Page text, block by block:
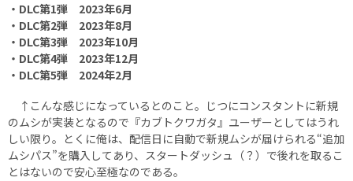
・DLC第1弾 2023年6月
・DLC第2弾 2023年8月
・DLC第3弾 2023年10月
・DLC第4弾 2023年12月
・DLC第5弾 2024年2月
↑こんな感じになっているとのこと。じつにコンスタントに新規
のムシが実装となるので『カブトクワガタ』ユーザーとしてはうれ
しい限り。とくに俺は、配信日に自動で新規ムシが届けられる“追加
ムシパス”を購入してあり、スタートダッシュ（？）で後れを取るこ
とはないので安心至極なのである。